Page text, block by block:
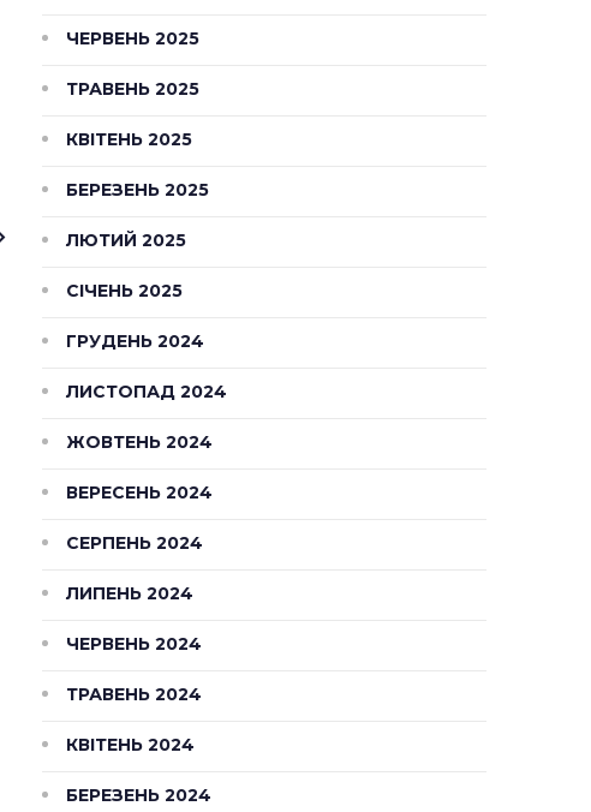
ЧЕРВЕНЬ 2025
ТРАВЕНЬ 2025
КВІТЕНЬ 2025
БЕРЕЗЕНЬ 2025
ЛЮТИЙ 2025
СІЧЕНЬ 2025
ГРУДЕНЬ 2024
ЛИСТОПАД 2024
ЖОВТЕНЬ 2024
ВЕРЕСЕНЬ 2024
СЕРПЕНЬ 2024
ЛИПЕНЬ 2024
ЧЕРВЕНЬ 2024
ТРАВЕНЬ 2024
КВІТЕНЬ 2024
БЕРЕЗЕНЬ 2024